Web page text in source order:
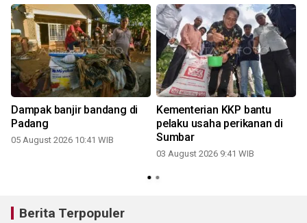
Dampak banjir bandang di
Padang
05 August 2026 10:41 WIB
Kementerian KKP bantu
pelaku usaha perikanan di
Sumbar
03 August 2026 9:41 WIB
Berita Terpopuler